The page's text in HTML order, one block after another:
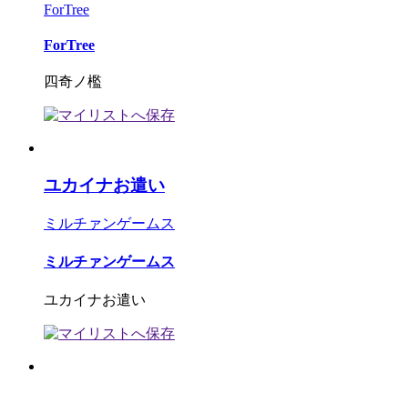
ForTree
ForTree
四奇ノ檻
ユカイナお遣い
ミルチァンゲームス
ミルチァンゲームス
ユカイナお遣い